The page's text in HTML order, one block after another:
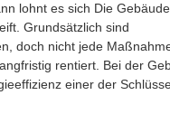
lohnt es sich Die
Grundsätzlich sind
doch nicht jede
rentiert. Bei der
einer der